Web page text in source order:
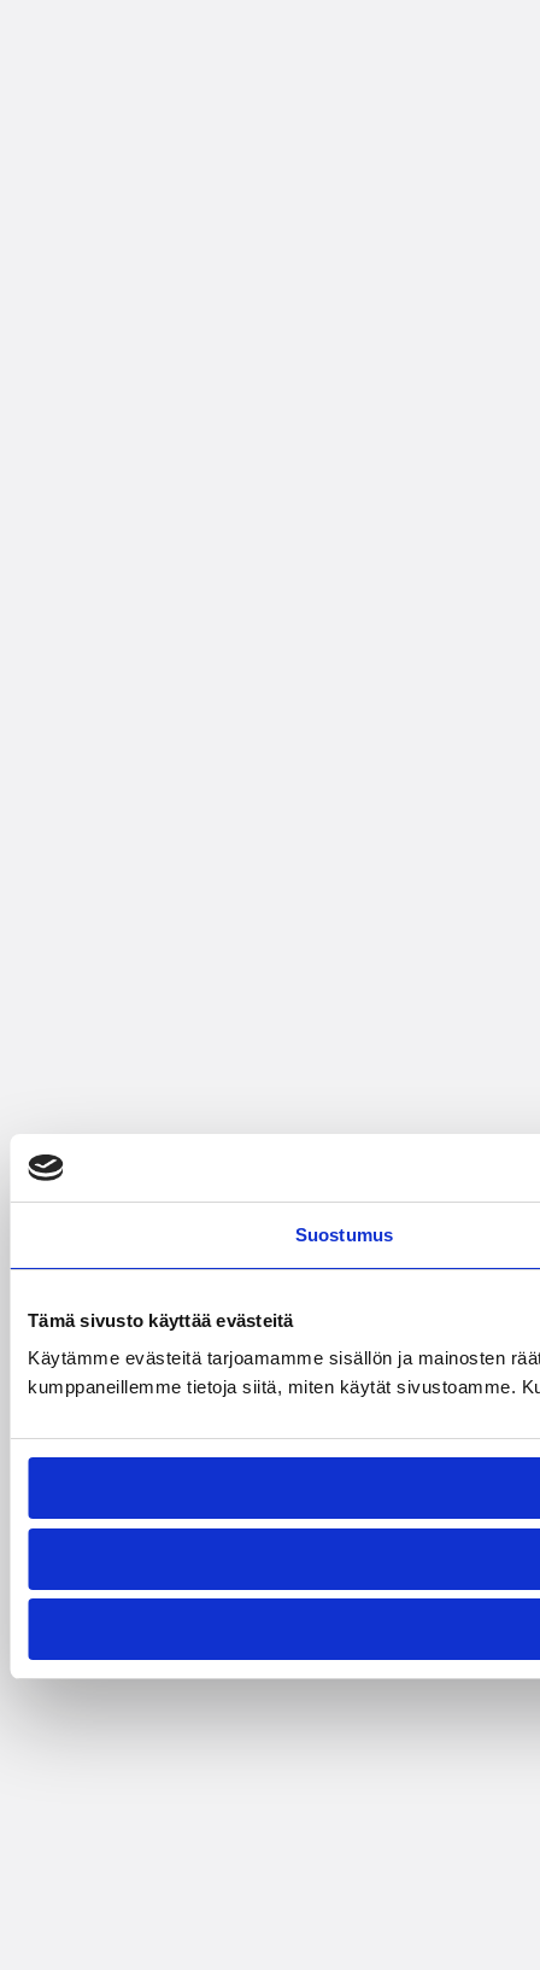
Suostumus
Tämä sivusto käyttää evästeitä
Käytämme evästeitä tarjoamamme sisällön ja mainosten
kumppaneillemme tietoja siitä, miten käytät sivustoamme.